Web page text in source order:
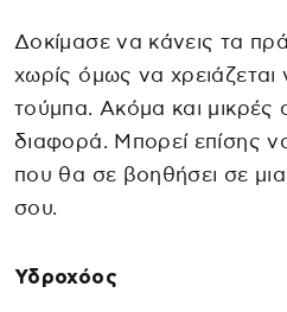
Δοκίμασε να κάνεις τα
χωρίς όμως να
τούμπα. Ακόμα και
διαφορά. Μπορεί επίσης
που θα σε βοηθήσει σε
σου.
Υδροχόος